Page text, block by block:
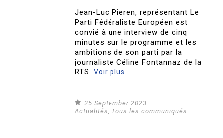
Jean-Luc Pieren, représentant Le
Parti Fédéraliste Européen est
convié à une interview de cinq
minutes sur le programme et les
ambitions de son parti par la
journaliste Céline Fontannaz de la
RTS.Voir plus
25 September 2023
Actualités
Tous les communiqués